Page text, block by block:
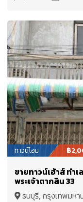
ทาวน์โฮม ฿
ขายทาวน์เฮ้าส์ ทำ
พระเจ้าตากสิน 33
ธนบุรี, กรุงเทพมหา